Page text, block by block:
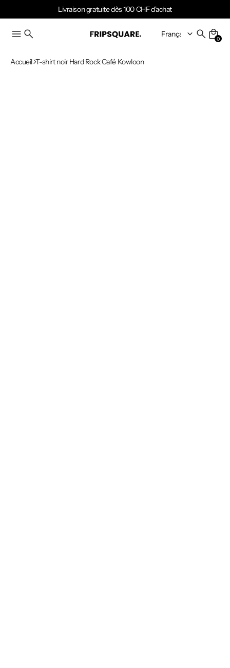
Livraison gratuite dès 100 CHF d'achat
0
Accueil T-shirt noir Hard Rock Café Kowloon